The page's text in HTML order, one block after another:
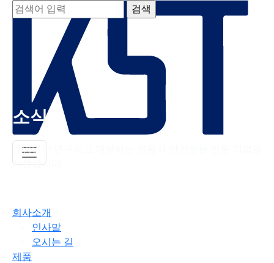
소식
끊임없이 연구하고 개발하는 전동차 안전발판 전문 기업을
지향합니다.
회사소개
인사말
오시는 길
제품